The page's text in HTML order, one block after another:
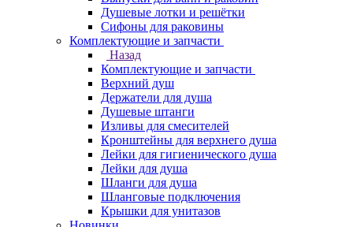
Душевые лотки и решётки
Сифоны для раковины
Комплектующие и запчасти
Назад
Комплектующие и запчасти
Верхний душ
Держатели для душа
Душевые штанги
Изливы для смесителей
Кронштейны для верхнего душа
Лейки для гигиенического душа
Лейки для душа
Шланги для душа
Шланговые подключения
Крышки для унитазов